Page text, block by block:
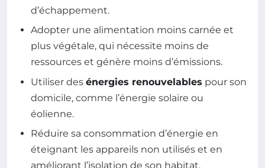
d’échappement.
Adopter une alimentation moins carnée et
plus végétale, qui nécessite moins de
ressources et génère moins d’émissions.
Utiliser des énergies renouvelables pour son
domicile, comme l’énergie solaire ou
éolienne.
Réduire sa consommation d’énergie en
éteignant les appareils non utilisés et en
améliorant l’isolation de son habitat.